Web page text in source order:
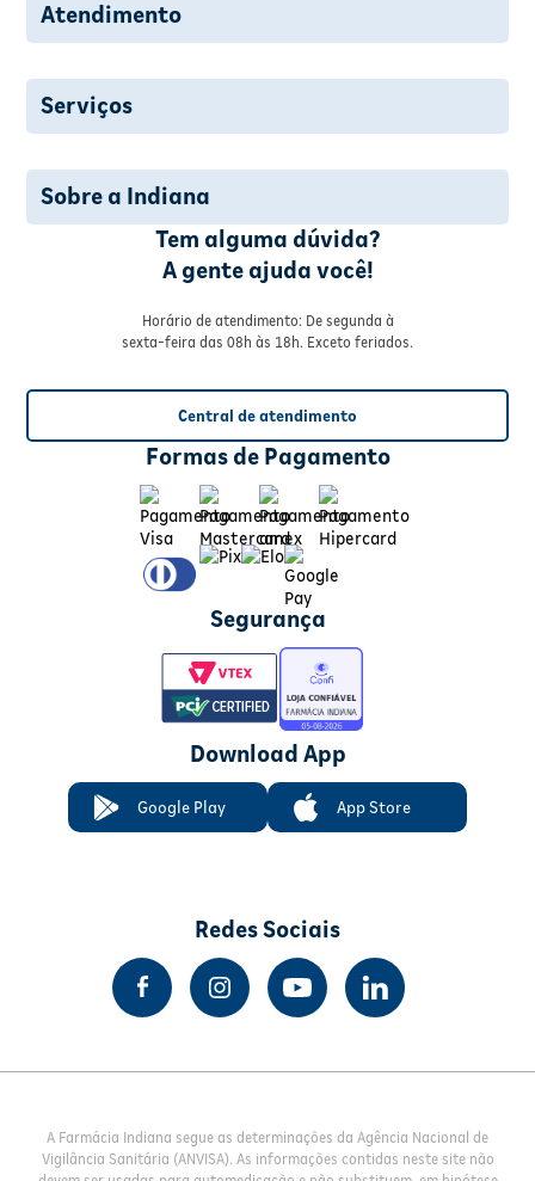
Atendimento
Serviços
Sobre a Indiana
Tem alguma dúvida?
A gente ajuda você!
Horário de atendimento: De segunda à
sexta-feira das 08h às 18h. Exceto feriados.
Central de atendimento
Formas de Pagamento
Segurança
Download App
Google Play App Store
Redes Sociais
A Farmácia Indiana segue as determinações da Agência Nacional de
Vigilância Sanitária (ANVISA). As informações contidas neste site não